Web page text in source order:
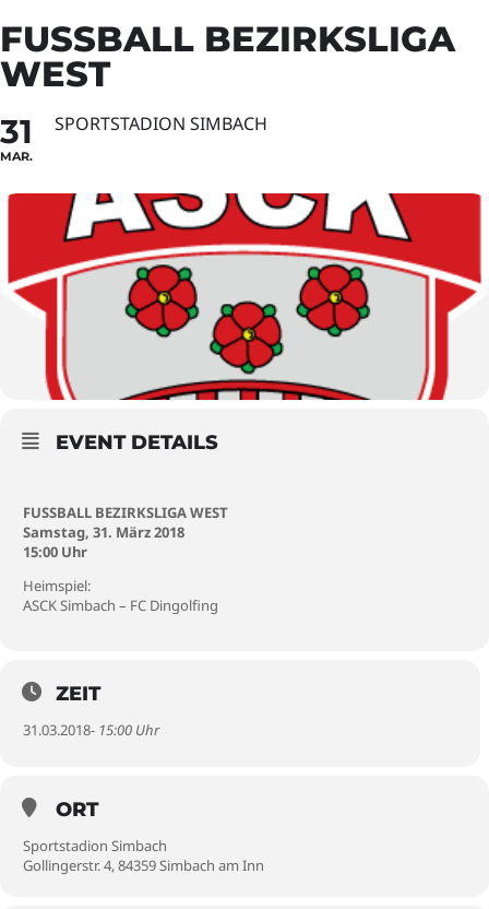
FUSSBALL BEZIRKSLIGA
WEST
31
MAR.
SPORTSTADION SIMBACH
EVENT DETAILS
FUSSBALL BEZIRKSLIGA WEST
Samstag, 31. März 2018
15:00 Uhr
Heimspiel:
ASCK Simbach – FC Dingolfing
ZEIT
31.03.2018- 15:00 Uhr
ORT
Sportstadion Simbach
Gollingerstr. 4, 84359 Simbach am Inn